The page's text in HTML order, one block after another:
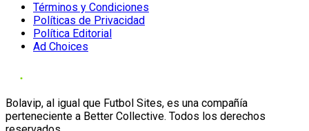
Términos y Condiciones
Políticas de Privacidad
Política Editorial
Ad Choices
Bolavip, al igual que Futbol Sites, es una compañía
perteneciente a Better Collective. Todos los derechos